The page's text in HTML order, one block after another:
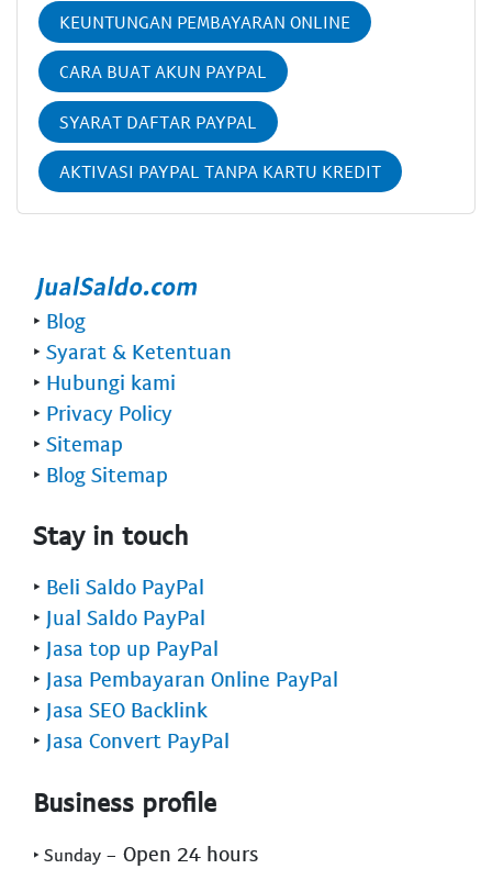
KEUNTUNGAN PEMBAYARAN ONLINE
CARA BUAT AKUN PAYPAL
SYARAT DAFTAR PAYPAL
AKTIVASI PAYPAL TANPA KARTU KREDIT
‣ Blog
‣ Syarat & Ketentuan
‣ Hubungi kami
‣ Privacy Policy
‣ Sitemap
‣ Blog Sitemap
Stay in touch
‣ Beli Saldo PayPal
‣ Jual Saldo PayPal
‣ Jasa top up PayPal
‣ Jasa Pembayaran Online PayPal
‣ Jasa SEO Backlink
‣ Jasa Convert PayPal
Business profile
‣ Sunday - Open 24 hours